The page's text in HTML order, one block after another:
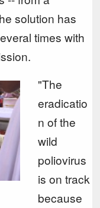
solution has
times with
"The
eradicatio
n of the
wild
poliovirus
is on track
because